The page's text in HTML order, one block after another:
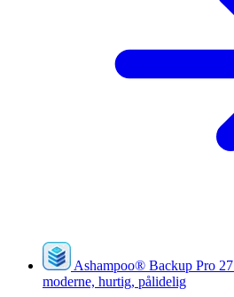
Ashampoo® Backup Pro 27
moderne, hurtig, pålidelig